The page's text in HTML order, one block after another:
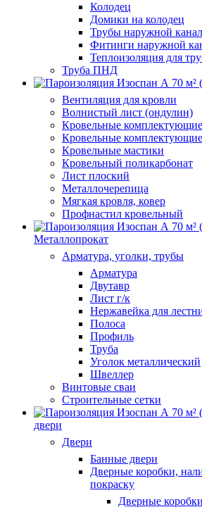
Колодец
Домики на колодец
Трубы наружной
Фитинги наружной
Теплоизоляция для
Труба ПНД
Вентиляция для кровли
Волнистый лист (ондулин)
Кровельные
Кровельные
Кровельные мастики
Кровельный поликарбонат
Лист плоский
Металлочерепица
Мягкая кровля, ковер
Профнастил кровельный
Металлопрокат
Арматура, уголки, трубы
Арматура
Двутавр
Лист г/к
Нержавейка для
Полоса
Профиль
Труба
Уголок металлический
Швеллер
Винтовые сваи
Строительные сетки
двери
Двери
Банные двери
Дверные коробки,
покраску
Дверные коробки